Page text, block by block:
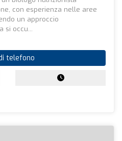
con esperienza nelle aree
un approccio
si occu...
telefono